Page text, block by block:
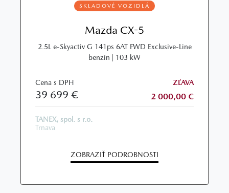
SKLADOVÉ VOZIDLÁ
Mazda CX-5
2.5L e‑Skyactiv G 141ps 6AT FWD Exclusive‑Line
benzín | 103 kW
Cena s DPH
39 699 €
ZĽAVA
2 000,00 €
TANEX, spol. s r.o.
Trnava
ZOBRAZIŤ PODROBNOSTI